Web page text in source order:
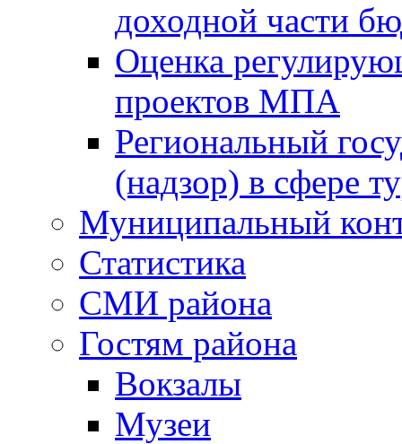
доходной части
Оценка
проектов МПА
Региональный
(надзор) в сфере
Муниципальный
Статистика
СМИ района
Гостям района
Вокзалы
Музеи